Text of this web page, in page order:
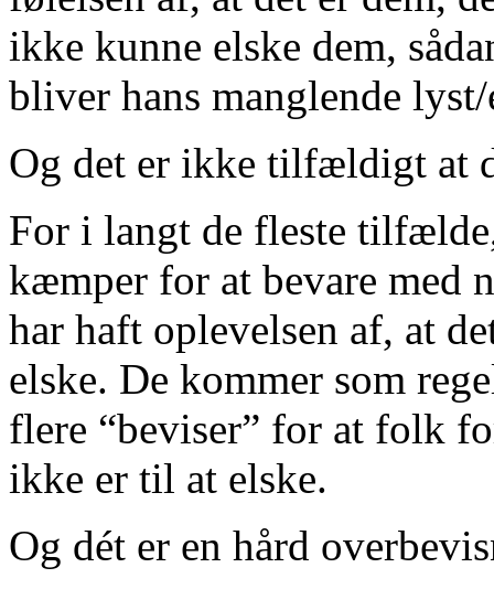
ikke kunne elske dem,
bliver hans manglende
Og det er ikke tilfældigt at
For i langt de fleste
kæmper for at bevare med
har haft oplevelsen af, at
elske. De kommer som
flere “beviser” for at folk
ikke er til at elske.
Og dét er en hård